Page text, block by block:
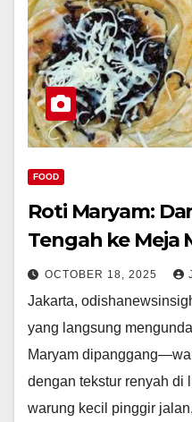
FOOD
Roti Maryam:
Tengah ke Meja
OCTOBER 18, 2025
Jakarta,
yang langsung
Maryam
dengan tekstur renyah di
warung kecil pinggir